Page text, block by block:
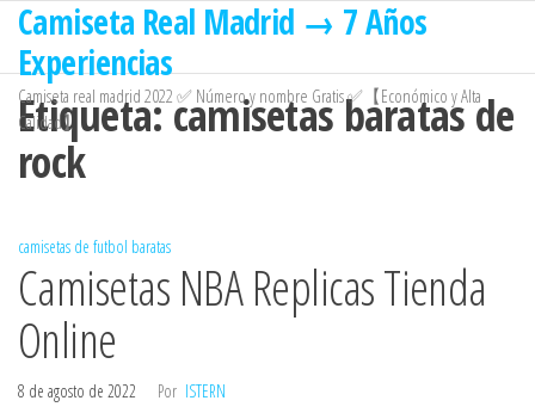
Saltar
contenido
Camiseta Real Madrid → 7 Años
Experiencias
Camiseta real madrid 2022 ✅ Número y nombre Gratis ✅【Económico y Alta
Calidad】
Etiqueta:camisetas baratas de
rock
camisetas de futbol baratas
Camisetas NBA Replicas Tienda
Online
8 de agosto de 2022 Por ISTERN